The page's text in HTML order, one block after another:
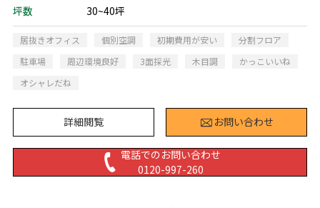
坪数
30~40坪
居抜きオフィス 個別空調 初期費用が安い
分割フロア
駐車場
周辺環境良好 3面採光 木目調
かっこいいね
オシャレだね
詳細閲覧 お問い合わせ
電話でのお問い合わせ
0120-997-260